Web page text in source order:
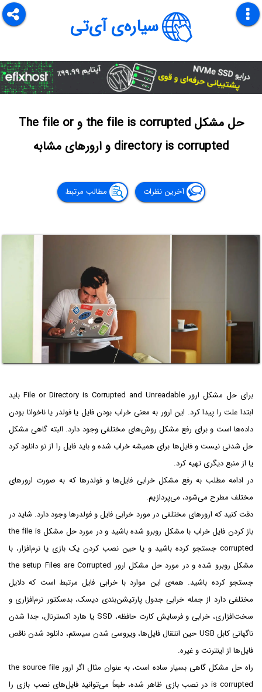
سیاره‌ی آی‌تی
حل مشکل the file is corrupted و The file or
directory is corrupted و ارورهای مشابه
آخرین نظرات مطالب مرتبط
برای حل مشکل ارور File or Directory is Corrupted and Unreadable باید
ابتدا علت را پیدا کرد. این ارور به معنی خراب بودن فایل یا فولدر یا ناخوانا بودن
داده‌ها است و برای رفع مشکل روش‌های مختلفی وجود دارد. البته گاهی مشکل
حل شدنی نیست و فایل‌ها برای همیشه خراب شده و باید فایل را از نو دانلود کرد
یا از منبع دیگری تهیه کرد.
در ادامه مطلب به رفع مشکل خرابی فایل‌ها و فولدرها که به صورت ارورهای
مختلف مطرح می‌شود، می‌پردازیم.
دقت کنید که ارورهای مختلفی در مورد خرابی فایل و فولدرها وجود دارد. شاید در
باز کردن فایل خراب با مشکل روبرو شده باشید و در مورد حل مشکل the file is
corrupted جستجو کرده باشید و یا حین نصب کردن یک بازی یا نرم‌افزار، با
مشکل روبرو شده و در مورد حل مشکل ارور the setup Files are Corrupted
جستجو کرده باشید. همه‌ی این موارد با خرابی فایل مرتبط است که دلایل
مختلفی دارد از جمله خرابی جدول پارتیشن‌بندی دیسک، بدسکتور نرم‌افزاری و
سخت‌افزاری، خرابی و فرسایش کارت حافظه، SSD یا هارد اکسترنال، جدا شدن
ناگهانی کابل USB حین انتقال فایل‌ها، ویروسی شدن سیستم، دانلود شدن ناقص
فایل‌ها از اینترنت و غیره.
راه حل مشکل گاهی بسیار ساده است، به عنوان مثال اگر ارور the source file
is corrupted در نصب بازی ظاهر شده، طبعاً می‌توانید فایل‌های نصب بازی را